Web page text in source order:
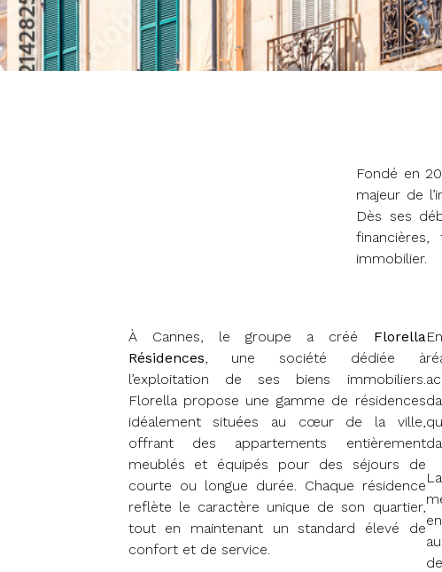
Fondé en
majeur de
Dès ses
immobilier.
À Cannes, le groupe a créé Florella
Résidences, une société dédiée à
l’exploitation de ses biens immobiliers.
Florella propose une gamme de résidences
idéalement situées au cœur de la ville,
offrant des appartements entièrement
meublés et équipés pour des séjours de
courte ou longue durée. Chaque résidence
reflète le caractère unique de son quartier,
tout en maintenant un standard élevé de
confort et de service.